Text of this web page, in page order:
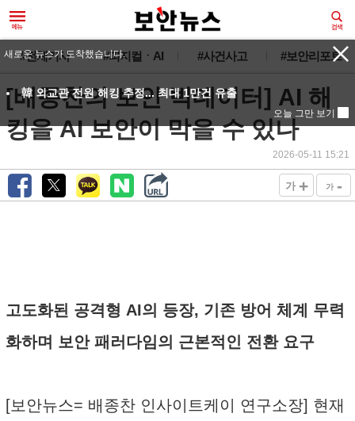
#전체기사 #피지컬ㆍAI #사건사고 #보안리포트
[배종찬의 보안 빅데이터] AI 해
킹을 AI 보안이 막을 수 있나
2026-05-11 15:21
가 + 가 -
고도화된 공격형 AI의 등장, 기존 방어 체계 무력
화하며 보안 패러다임의 근본적인 전환 요구
[보안뉴스= 배종찬 인사이트케이 연구소장] 현재
새로운 뉴스가 도착했습니다.
韓 외교관 전원 해킹 추정... 최대 1만건 유출
오늘 그만 보기